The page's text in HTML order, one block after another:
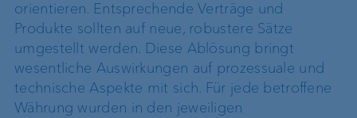
orientieren. Entsprechende Verträge und
Produkte sollten auf neue, robustere Sätze
umgestellt werden. Diese Ablösung bringt
wesentliche Auswirkungen auf prozessuale und
technische Aspekte mit sich. Für jede betroffene
Währung wurden in den jeweiligen